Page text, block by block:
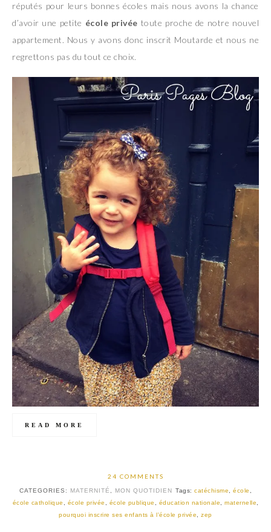
réputés pour leurs bonnes écoles mais nous avons la chance
d’avoir une petite école privée toute proche de notre nouvel
appartement. Nous y avons donc inscrit Moutarde et nous ne
regrettons pas du tout ce choix.
READ MORE
24 COMMENTS
CATEGORIES: MATERNITÉ MON QUOTIDIEN Tags: catéchisme école
école catholique
école privée école publique éducation nationale maternelle
pourquoi inscrire ses enfants à l'école privée
,zep